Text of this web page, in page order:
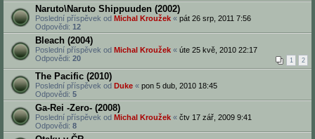
Naruto\Naruto Shippuuden (2002)
Poslední příspěvek od Michal Kroužek « pát 26 srp, 2011 7:56
Odpovědi: 12
Bleach (2004)
Poslední příspěvek od Michal Kroužek « úte 25 kvě, 2010 22:17
Odpovědi: 20 1 2
The Pacific (2010)
Poslední příspěvek od Duke « pon 5 dub, 2010 18:45
Odpovědi: 5
Ga-Rei -Zero- (2008)
Poslední příspěvek od Michal Kroužek « čtv 17 zář, 2009 9:41
Odpovědi: 8